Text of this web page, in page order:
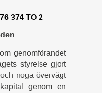
374 TO 2
genomförandet
styrelse gjort
noga övervägt
genom en